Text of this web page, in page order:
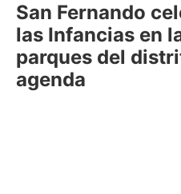
San Fernando
las Infancias en
parques del
agenda